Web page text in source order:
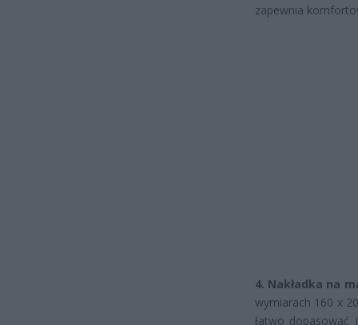
zapewnia
4. Nakładka na
wymiarach 160 x
łatwo dopasować